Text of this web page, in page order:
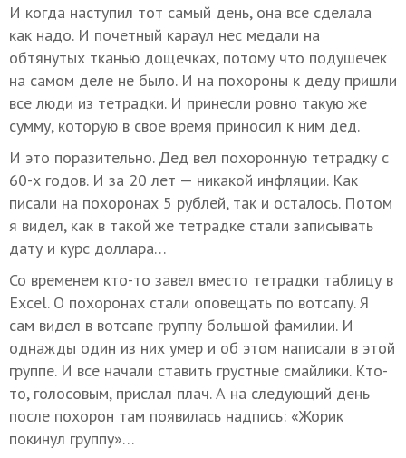
И когда наступил тот самый день, она все сделала
как надо. И почетный караул нес медали на
обтянутых тканью дощечках, потому что подушечек
на самом деле не было. И на похороны к деду пришли
все люди из тетрадки. И принесли ровно такую же
сумму, которую в свое время приносил к ним дед.
И это поразительно. Дед вел похоронную тетрадку с
60-х годов. И за 20 лет — никакой инфляции. Как
писали на похоронах 5 рублей, так и осталось. Потом
я видел, как в такой же тетрадке стали записывать
дату и курс доллара…
Со временем кто-то завел вместо тетрадки таблицу в
Excel. О похоронах стали оповещать по вотсапу. Я
сам видел в вотсапе группу большой фамилии. И
однажды один из них умер и об этом написали в этой
группе. И все начали ставить грустные смайлики. Кто-
то, голосовым, прислал плач. А на следующий день
после похорон там появилась надпись: «Жорик
покинул группу»…